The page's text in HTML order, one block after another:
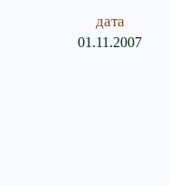
дата
01.11.2007